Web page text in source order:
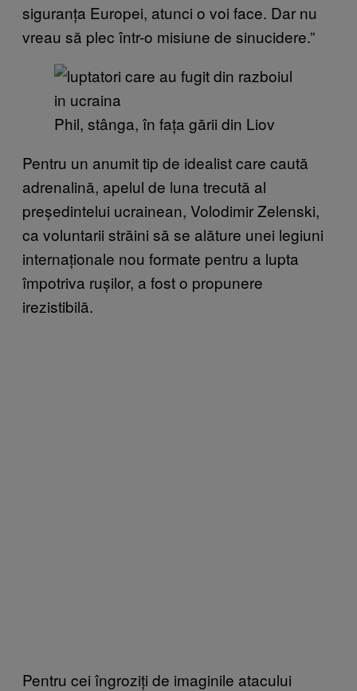
siguranța Europei, atunci o voi face. Dar nu
vreau să plec într-o misiune de sinucidere.”
Phil, stânga, în fața gării din Liov
Pentru un anumit tip de idealist care caută
adrenalină, apelul de luna trecută al
președintelui ucrainean, Volodimir Zelenski,
ca voluntarii străini să se alăture unei legiuni
internaționale nou formate pentru a lupta
împotriva rușilor, a fost o propunere
irezistibilă.
Pentru cei îngroziți de imaginile atacului